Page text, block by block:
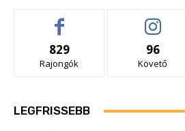
829
Rajongók
96
Követő
LEGFRISSEBB